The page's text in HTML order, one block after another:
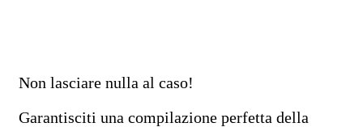
Non lasciare nulla al caso!
Garantisciti una compilazione perfetta della